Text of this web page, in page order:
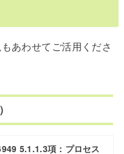
あわせてご活用くださ
5.1.1.3項：プロセス